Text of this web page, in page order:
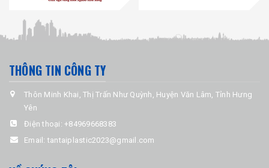
THÔNG TIN CÔNG TY
Thôn Minh Khai, Thị Trấn Như Quỳnh, Huyện Văn Lâm, Tỉnh Hưng
Yên
Điện thoại: +84969668383
Email:tantaiplastic2023@gmail.com